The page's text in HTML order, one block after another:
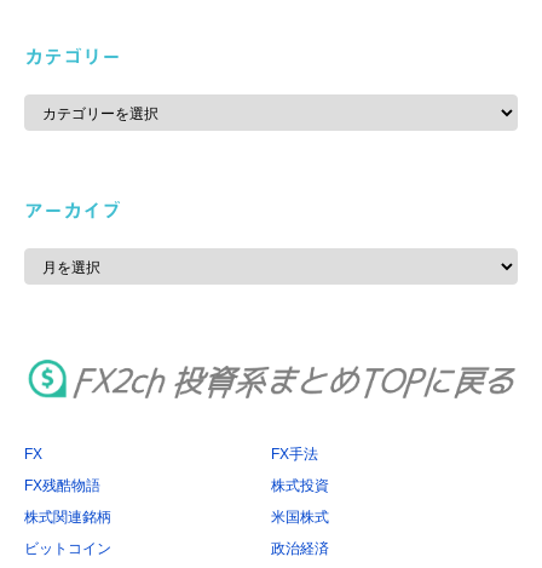
カテゴリー
カ
ゴ
アーカイブ
ア
カ
FX
FX手法
FX残酷物語
株式投資
株式関連銘柄
米国株式
ビットコイン
政治経済